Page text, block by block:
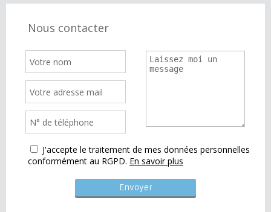
Nous contacter
J'accepte le traitement de mes données personnelles
conformément au RGPD. En savoir plus